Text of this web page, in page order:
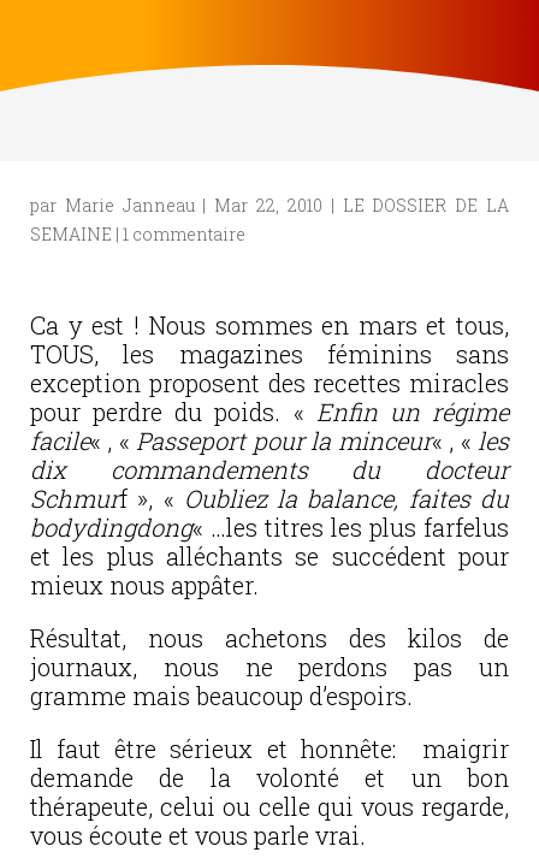
par Marie Janneau| Mar 22, 2010 | LE DOSSIER DE LA
SEMAINE | 1 commentaire
Ca y est ! Nous sommes en mars et tous,
TOUS, les magazines féminins sans
exception proposent des recettes miracles
pour perdre du poids. « Enfin un régime
facile« , « Passeport pour la minceur« , « les
dix commandements du docteur
Schmurf », « Oubliez la balance, faites du
bodydingdong« …les titres les plus farfelus
et les plus alléchants se succédent pour
mieux nous appâter.
Résultat, nous achetons des kilos de
journaux, nous ne perdons pas un
gramme mais beaucoup d’espoirs.
Il faut être sérieux et honnête: maigrir
demande de la volonté et un bon
thérapeute, celui ou celle qui vous regarde,
vous écoute et vous parle vrai.